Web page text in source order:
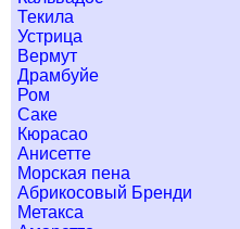
Текила
Устрица
Вермут
Драмбуйе
Ром
Саке
Кюрасао
Анисетте
Морская пена
Абрикосовый Бренди
Метакса